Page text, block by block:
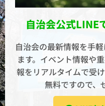
自治会公式LINE
自治会の最新情報を手
ます。イベント情報や
報をリアルタイムで受
無料ですので、